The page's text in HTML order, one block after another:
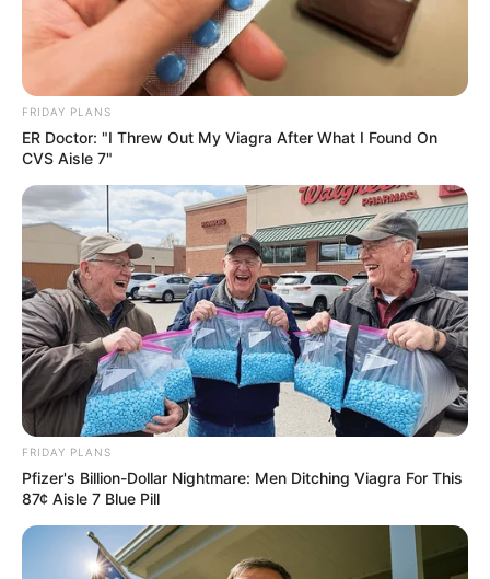
เบอร์โทร คน Keep look เป๊ะทุกมุมดูดี
ทุกองศา คุณล่ะมีเลขคู่นี้ไหม
ดูดวง
วันที่ 1 ส.ค. 2569 วันคล้ายวันสำเร็จ
มรรคผลพระโพธิสัตว์กวนอิม
สีมงคล
แจกตาราง สีมงคลตามราศี 2569 ประจำ
เดือนสิงหาคม โดย อ.รักษ์ เลขเด็ด
FRIDAY PLANS
ER Doctor: "I Threw Out My Viagra After What I Found On
CVS Aisle 7"
FRIDAY PLANS
Pfizer's Billion-Dollar Nightmare: Men Ditching Viagra For This
87¢ Aisle 7 Blue Pill